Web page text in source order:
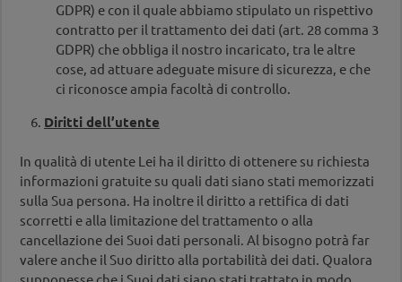
GDPR) e con il quale abbiamo stipulato un rispettivo
contratto per il trattamento dei dati (art. 28 comma 3
GDPR) che obbliga il nostro incaricato, tra le altre
cose, ad attuare adeguate misure di sicurezza, e che
ci riconosce ampia facoltà di controllo.
6. Diritti dell’utente
In qualità di utente Lei ha il diritto di ottenere su richiesta
informazioni gratuite su quali dati siano stati memorizzati
sulla Sua persona. Ha inoltre il diritto a rettifica di dati
scorretti e alla limitazione del trattamento o alla
cancellazione dei Suoi dati personali. Al bisogno potrà far
valere anche il Suo diritto alla portabilità dei dati. Qualora